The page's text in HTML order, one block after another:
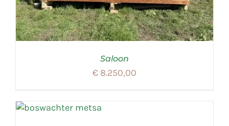
Saloon
€ 8.250,00